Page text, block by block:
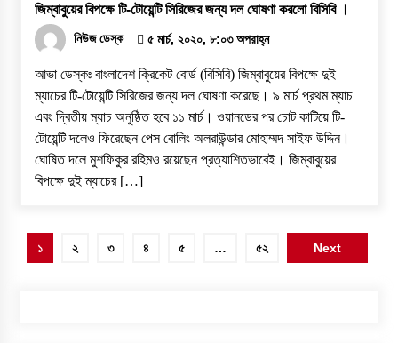
জিম্বাবুয়ের বিপক্ষে টি-টোয়েন্টি সিরিজের জন্য দল ঘোষণা করলো বিসিবি ।
নিউজ ডেস্ক ৫ মার্চ, ২০২০, ৮:০৩ অপরাহ্ন
আভা ডেস্কঃ বাংলাদেশ ক্রিকেট বোর্ড (বিসিবি) জিম্বাবুয়ের বিপক্ষে দুই
ম্যাচের টি-টোয়েন্টি সিরিজের জন্য দল ঘোষণা করেছে। ৯ মার্চ প্রথম ম্যাচ
এবং দ্বিতীয় ম্যাচ অনুষ্ঠিত হবে ১১ মার্চ। ওয়ানডের পর চোট কাটিয়ে টি-
টোয়েন্টি দলেও ফিরেছেন পেস বোলিং অলরাউন্ডার মোহাম্মদ সাইফ উদ্দিন।
ঘোষিত দলে মুশফিকুর রহিমও রয়েছেন প্রত্যাশিতভাবেই। জিম্বাবুয়ের
বিপক্ষে দুই ম্যাচের […]
পোস্ট
১ ২ ৩ ৪ ৫ … ৫২ Next